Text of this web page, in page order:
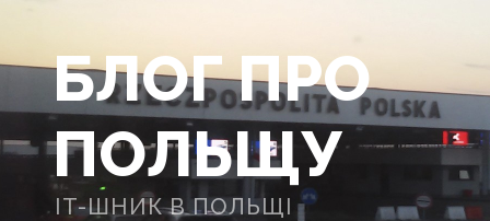
БЛОГ ПРО
ПОЛЬЩУ
IT-ШНИК В ПОЛЬЩІ